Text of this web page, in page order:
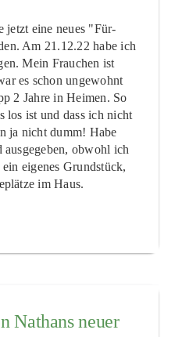
jetzt eine neues "Für-
Am 21.12.22 habe ich
Mein Frauchen ist
es schon ungewohnt
2 Jahre in Heimen. So
los ist und dass ich nicht
ja nicht dumm! Habe
obwohl ich
eigenes Grundstück,
im Haus.
Nathans neuer